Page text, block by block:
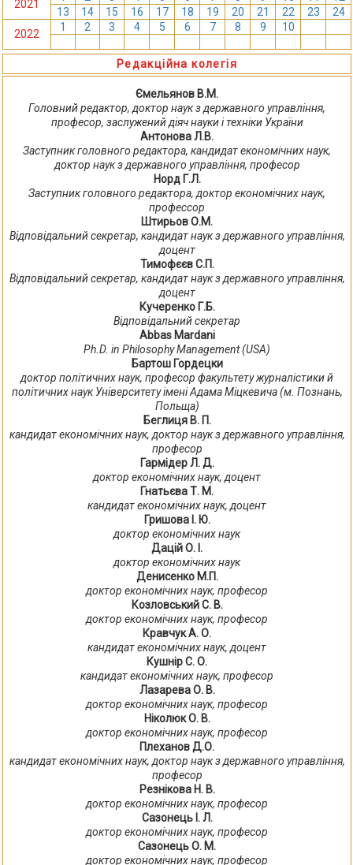
2021
13
14 15 16 17 18 19 20 21 22 23
24
2022
1 2 3 4 5 6 7 8 9 10
Редакційна колегія
Ємельянов В.М.
Головний редактор, доктор наук з державного управління,
професор, заслужений діяч науки і техніки України
Антонова Л.В.
Заступник головного редактора, кандидат економічних наук,
доктор наук з державного управління, професор
Норд Г.Л.
Заступник головного редактора, доктор економічних наук,
профессор
Штирьов О.М.
Відповідальний секретар, кандидат наук з державного управління,
доцент
Тимофєєв С.П.
Відповідальний секретар, кандидат наук з державного управління,
доцент
Кучеренко Г.Б.
Відповідальний секретар
Abbas Mardani
Ph.D. in Philosophy Management (USA)
Бартош Гордецки
доктор політичних наук, професор факультету журналістики й
політичних наук Університету імені Адама Міцкевича (м. Познань,
Польща)
Беглиця В. П.
кандидат економічних наук, доктор наук з державного управління,
професор
Гармідер Л. Д.
доктор економічних наук, доцент
Гнатьєва Т. М.
кандидат економічних наук, доцент
Гришова І. Ю.
доктор економічних наук
Дацій О. І.
доктор економічних наук
Денисенко М.П.
доктор економічних наук, професор
Козловський С. В.
доктор економічних наук, професор
Кравчук А. О.
кандидат економічних наук, доцент
Кушнір С. О.
кандидат економічних наук, професор
Лазарева О. В.
доктор економічних наук, професор
Ніколюк О. В.
доктор економічних наук, професор
Плеханов Д.О.
кандидат економічних наук, доктор наук з державного управління,
професор
Резнікова Н. В.
доктор економічних наук, професор
Сазонець І. Л.
доктор економічних наук, професор
Сазонець О. М.
доктор економічних наук, професор